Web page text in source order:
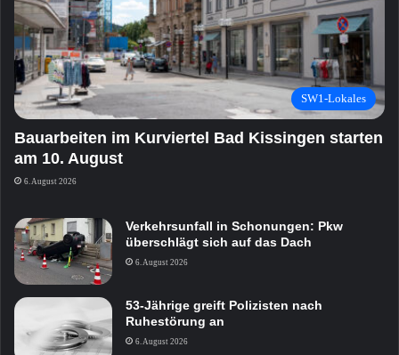
SW1-Lokales
Bauarbeiten im Kurviertel Bad Kissingen starten
am 10. August
6. August 2026
Verkehrsunfall in Schonungen: Pkw
überschlägt sich auf das Dach
6. August 2026
53-Jährige greift Polizisten nach
Ruhestörung an
6. August 2026